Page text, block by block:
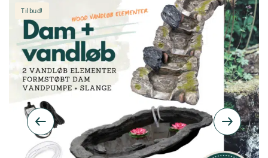
Tilbud!
Have vandfontæner
Indendørs vandfontæner
Byg selv
Tilbehør
Inspiration